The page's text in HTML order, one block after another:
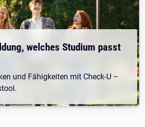
welches Studium passt
und Fähigkeiten mit Check-U –